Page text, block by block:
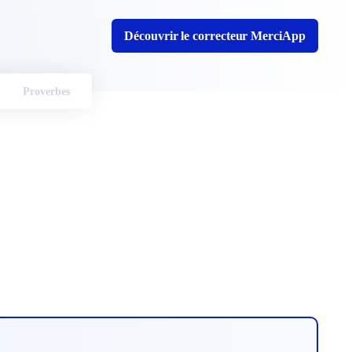
Découvrir le correcteur MerciApp
Proverbes